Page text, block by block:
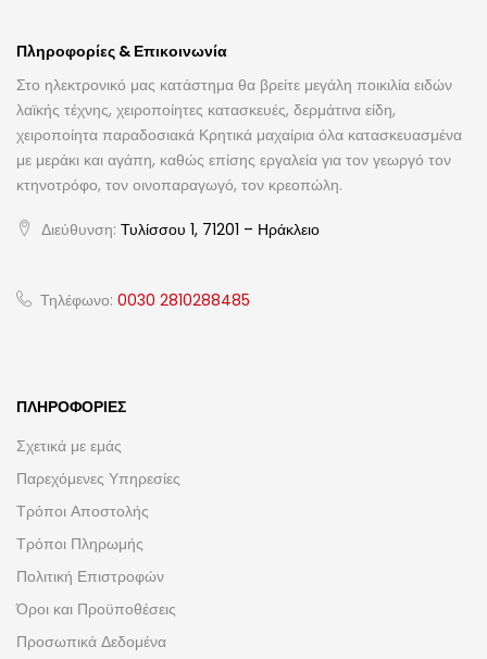
Πληροφορίες & Επικοινωνία
Στο ηλεκτρονικό μας κατάστημα θα βρείτε μεγάλη ποικιλία ειδών
λαϊκής τέχνης, χειροποίητες κατασκευές, δερμάτινα είδη,
χειροποίητα παραδοσιακά Κρητικά μαχαίρια όλα κατασκευασμένα
με μεράκι και αγάπη, καθώς επίσης εργαλεία για τον γεωργό τον
κτηνοτρόφο, τον οινοπαραγωγό, τον κρεοπώλη.
Διεύθυνση: Τυλίσσου 1, 71201 – Ηράκλειο
Τηλέφωνο: 0030 2810288485
ΠΛΗΡΟΦΟΡΊΕΣ
Σχετικά με εμάς
Παρεχόμενες Υπηρεσίες
Τρόποι Αποστολής
Τρόποι Πληρωμής
Πολιτική Επιστροφών
Όροι και Προϋποθέσεις
Προσωπικά Δεδομένα